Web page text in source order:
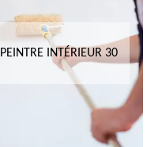
PEINTRE INTÉRIEUR 30